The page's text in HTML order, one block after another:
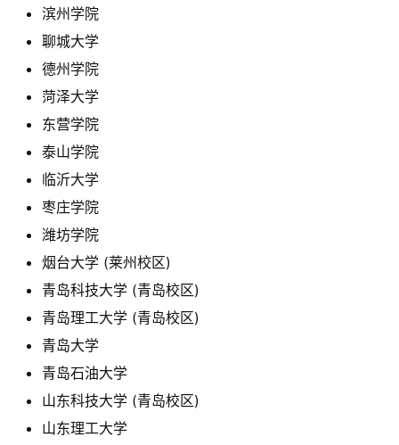
滨州学院
聊城大学
德州学院
菏泽大学
东营学院
泰山学院
临沂大学
枣庄学院
潍坊学院
烟台大学 (莱州校区)
青岛科技大学 (青岛校区)
青岛理工大学 (青岛校区)
青岛大学
青岛石油大学
山东科技大学 (青岛校区)
山东理工大学